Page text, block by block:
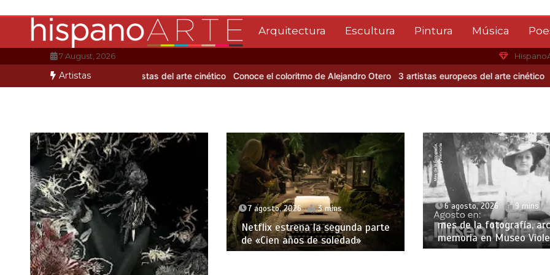
Arquitectura Escultura Pintura Música
7 August, 2026
Artistas
de Mario Benedetti 3 artistas del arte cinético Conoce el coloritmo de Alejandro Otero 3 artistas europeos del arte cinético
7 agosto, 2026 3 mins
Netflix estrena la segunda parte
de «Cien años de soledad»
6 agosto, 2026 9 mins
mes de la fotografía,
memoria en Museo